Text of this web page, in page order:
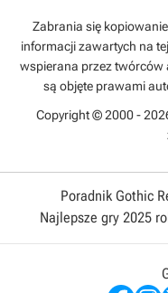
Zabrania się
informacji zawartych na
wspierana przez twórców
są objęte prawami
Copyright © 2000 -
Poradnik Gothic
Najlepsze gry 2025